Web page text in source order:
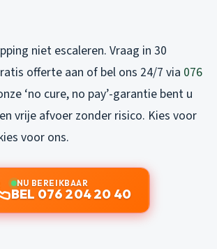
niet escaleren. Vraag in 30
offerte aan of bel ons 24/7 via 076
‘no cure, no pay’-garantie bent u
vrije afvoer zonder risico. Kies voor
voor ons.
NU BEREIKBAAR
BEL 076 204 20 40